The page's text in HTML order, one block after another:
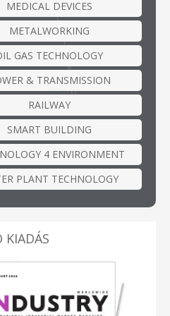
MEDICAL DEVICES
METALWORKING
GAS TECHNOLOGY
& TRANSMISSION
RAILWAY
SMART BUILDING
4 ENVIRONMENT
PLANT TECHNOLOGY
KIADÁS